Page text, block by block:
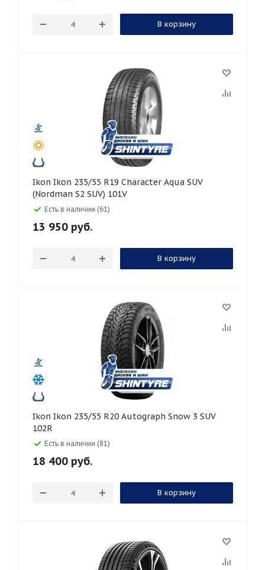
В корзину
Ikon Ikon 235/55 R19 Character Aqua SUV
(Nordman S2 SUV) 101V
Есть в наличии (61)
13 950 руб.
В корзину
Ikon Ikon 235/55 R20 Autograph Snow 3 SUV
102R
Есть в наличии (81)
18 400 руб.
В корзину